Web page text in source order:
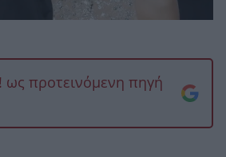
ως προτεινόμενη πηγή